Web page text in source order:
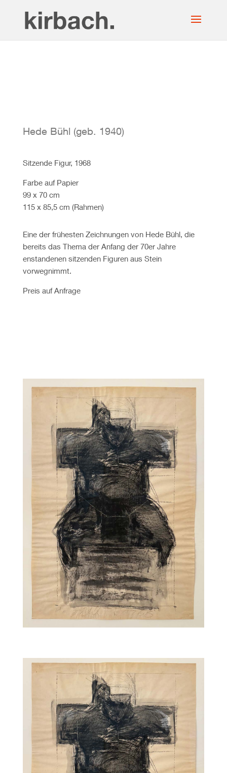
Hede Bühl (geb. 1940)
Sitzende Figur, 1968
Farbe auf Papier
99 x 70 cm
115 x 85,5 cm (Rahmen)
Eine der frühesten Zeichnungen von Hede Bühl, die
bereits das Thema der Anfang der 70er Jahre
enstandenen sitzenden Figuren aus Stein
vorwegnimmt.
Preis auf Anfrage